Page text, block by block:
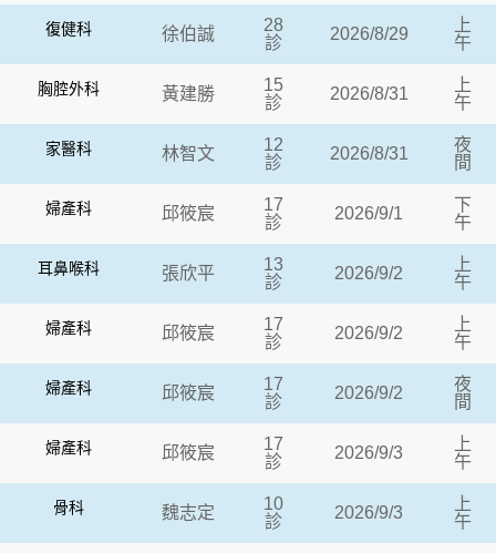
復健科 徐伯誠
28
診
2026/8/29
上
午
胸腔外科 黃建勝
15
診
2026/8/31
上
午
家醫科 林智文
12
診
2026/8/31
夜
間
婦產科 邱筱宸
17
診
2026/9/1
下
午
耳鼻喉科 張欣平
13
診
2026/9/2
上
午
婦產科 邱筱宸
17
診
2026/9/2
上
午
婦產科 邱筱宸
17
診
2026/9/2
夜
間
婦產科 邱筱宸
17
診
2026/9/3
上
午
骨科 魏志定
10
診
2026/9/3
上
午